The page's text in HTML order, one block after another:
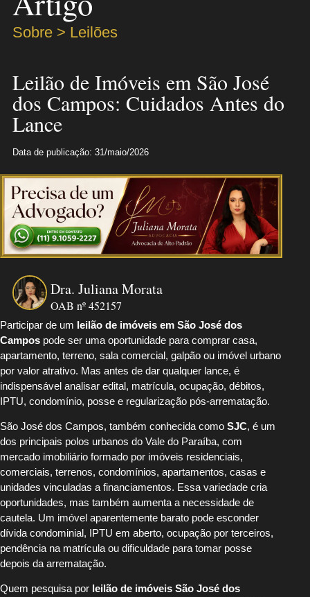
Sobre > Leilões
Leilão de Imóveis em São José
dos Campos: Cuidados Antes do
Lance
Data de publicação: 31/maio/2026
Dra. Juliana Morata
OAB nº 452157
Participar de um leilão de imóveis em São José dos
Campos pode ser uma oportunidade para comprar casa,
apartamento, terreno, sala comercial, galpão ou imóvel urbano
por valor atrativo. Mas antes de dar qualquer lance, é
indispensável analisar edital, matrícula, ocupação, débitos,
IPTU, condomínio, posse e regularização pós-arrematação.
São José dos Campos, também conhecida como SJC, é um
dos principais polos urbanos do Vale do Paraíba, com
mercado imobiliário formado por imóveis residenciais,
comerciais, terrenos, condomínios, apartamentos, casas e
unidades vinculadas a financiamentos. Essa variedade cria
oportunidades, mas também aumenta a necessidade de
cautela. Um imóvel aparentemente barato pode esconder
dívida condominial, IPTU em aberto, ocupação por terceiros,
pendência na matrícula ou dificuldade para tomar posse
depois da arrematação.
Quem pesquisa por leilão de imóveis São José dos